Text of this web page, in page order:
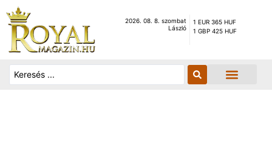
2026. 08. 8. szombat
László
1 EUR 365 HUF
1 GBP 425 HUF